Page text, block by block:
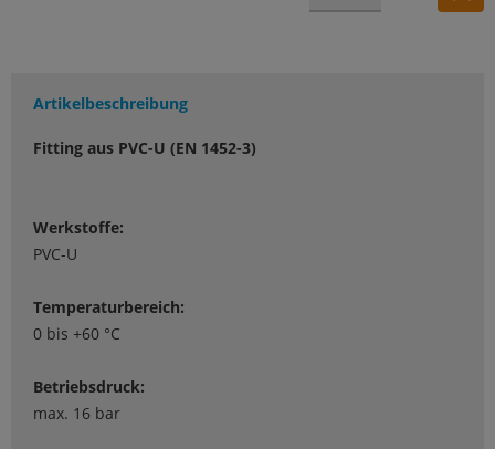
Artikelbeschreibung
Fitting aus PVC-U (EN 1452-3)
Werkstoffe:
PVC-U
Temperaturbereich:
0 bis +60 °C
Betriebsdruck:
max. 16 bar